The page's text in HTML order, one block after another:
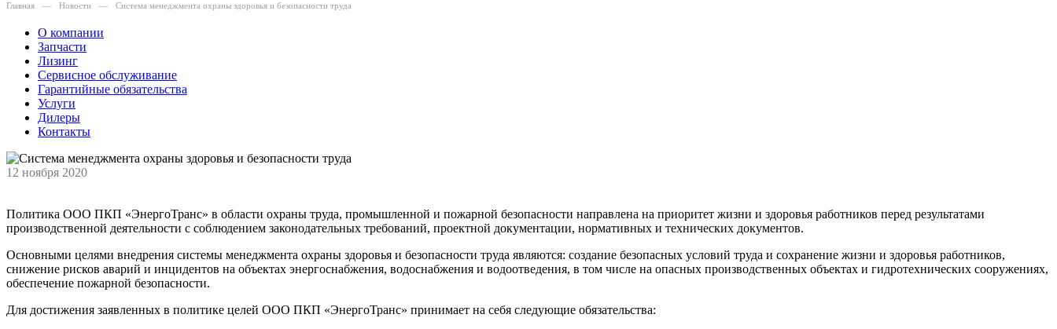
Главная — Новости — Система менеджмента охраны здоровья и безопасности труда
О компании
Запчасти
Лизинг
Сервисное обслуживание
Гарантийные обязательства
Услуги
Дилеры
Контакты
12 ноября 2020
Политика ООО ПКП «ЭнергоТранс» в области охраны труда, промышленной и пожарной безопасности направлена на приоритет жизни и здоровья работников перед результатами
производственной деятельности с соблюдением законодательных требований, проектной документации, нормативных и технических документов.
Основными целями внедрения системы менеджмента охраны здоровья и безопасности труда являются: создание безопасных условий труда и сохранение жизни и здоровья работников,
снижение рисков аварий и инцидентов на объектах энергоснабжения, водоснабжения и водоотведения, в том числе на опасных производственных объектах и гидротехнических сооружениях,
обеспечение пожарной безопасности.
Для достижения заявленных в политике целей ООО ПКП «ЭнергоТранс» принимает на себя следующие обязательства: